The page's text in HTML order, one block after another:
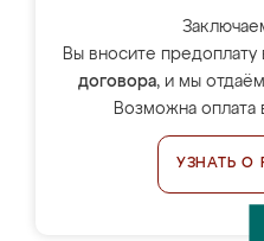
Вы вносите предоплату
договора, и мы
Возможна оплата
УЗНАТЬ О